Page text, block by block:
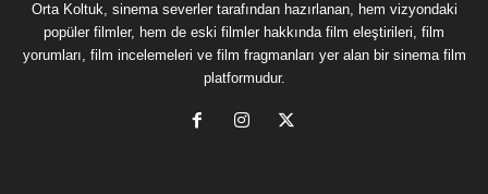
Orta Koltuk, sinema severler tarafından hazırlanan, hem vizyondaki
popüler filmler, hem de eski filmler hakkında film eleştirileri, film
yorumları, film incelemeleri ve film fragmanları yer alan bir sinema film
platformudur.